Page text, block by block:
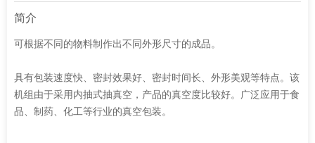
可根据不同的物料制作出不同外形尺寸的成品。
具有包装速度快、密封效果好、密封时间长、外形美观等特点。该
机组由于采用内抽式抽真空，产品的真空度比较好。广泛应用于食
品、制药、化工等行业的真空包装。
简介